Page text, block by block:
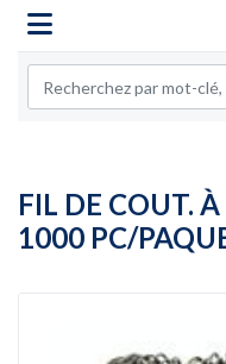
FIL DE COUT.
1000 PC/